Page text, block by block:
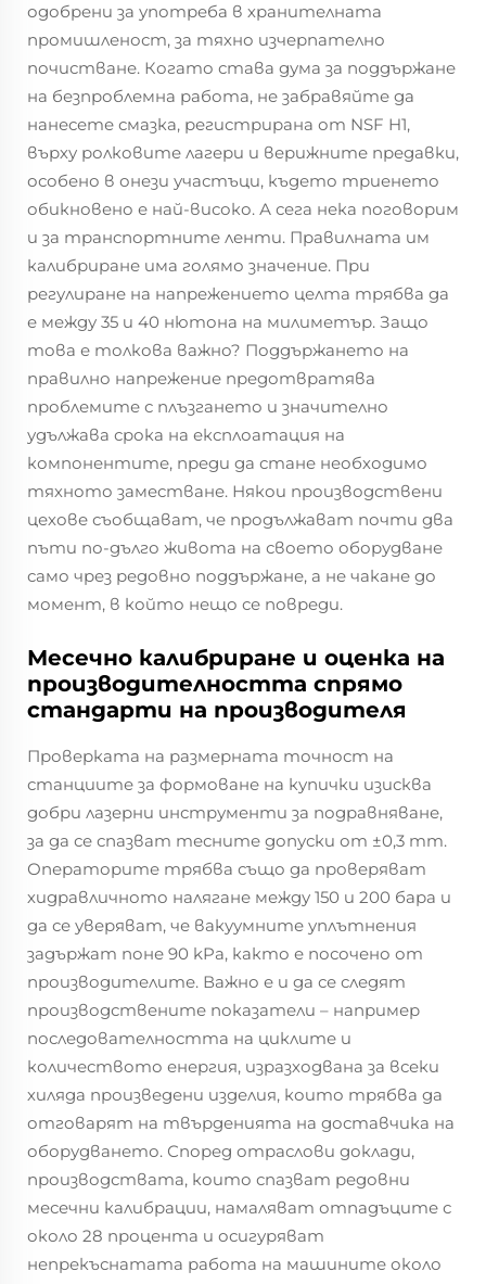
одобрени за употреба в хранителната
промишленост, за тяхно изчерпателно
почистване. Когато става дума за поддържане
на безпроблемна работа, не забравяйте да
нанесете смазка, регистрирана от NSF H1,
върху ролковите лагери и верижните предавки,
особено в онези участъци, където триенето
обикновено е най-високо. А сега нека поговорим
и за транспортните ленти. Правилната им
калибриране има голямо значение. При
регулиране на напрежението целта трябва да
е между 35 и 40 нютона на милиметър. Защо
това е толкова важно? Поддържането на
правилно напрежение предотвратява
проблемите с плъзгането и значително
удължава срока на експлоатация на
компонентите, преди да стане необходимо
тяхното заместване. Някои производствени
цехове съобщават, че продължават почти два
пъти по-дълго живота на своето оборудване
само чрез редовно поддържане, а не чакане до
момент, в който нещо се повреди.
Месечно калибриране и оценка на
производителността спрямо
стандарти на производителя
Проверката на размерната точност на
станциите за формоване на купички изисква
добри лазерни инструменти за подравняване,
за да се спазват тесните допуски от ±0,3 mm.
Операторите трябва също да проверяват
хидравличното налягане между 150 и 200 бара и
да се уверяват, че вакуумните уплътнения
задържат поне 90 kPa, както е посочено от
производителите. Важно е и да се следят
производствените показатели – например
последователността на циклите и
количеството енергия, изразходвана за всеки
хиляда произведени изделия, които трябва да
отговарят на твърденията на доставчика на
оборудването. Според отраслови доклади,
производствата, които спазват редовни
месечни калибрации, намаляват отпадъците с
около 28 процента и осигуряват
непрекъснатата работа на машините около